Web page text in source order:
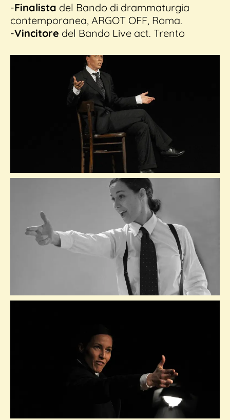
-Finalista del Bando di drammaturgia
contemporanea, ARGOT OFF, Roma.
-Vincitore del Bando Live act. Trento